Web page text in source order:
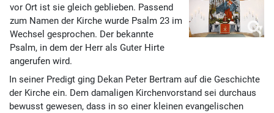
vor Ort ist sie gleich geblieben. Passend
zum Namen der Kirche wurde Psalm 23 im
Wechsel gesprochen. Der bekannte
Psalm, in dem der Herr als Guter Hirte
angerufen wird.
In seiner Predigt ging Dekan Peter Bertram auf die Geschichte
der Kirche ein. Dem damaligen Kirchenvorstand sei durchaus
bewusst gewesen, dass in so einer kleinen evangelischen